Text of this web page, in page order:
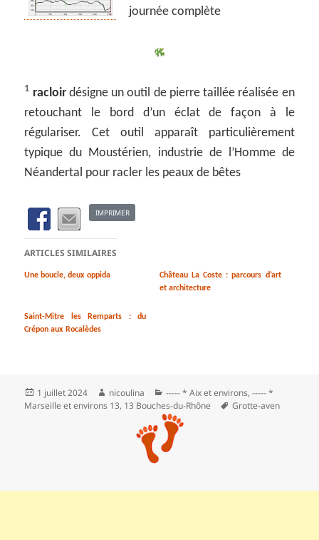
journée complète
1 racloirdésigne un outil de pierre taillée réalisée en
retouchant le bord d’un éclat de façon à le
régulariser. Cet outil apparaît particulièrement
typique du Moustérien, industrie de l’Homme de
Néandertal pour racler les peaux de bêtes
IMPRIMER
ARTICLES SIMILAIRES
Une boucle, deux oppida
Château La Coste : parcours d’art
et architecture
Saint-Mitre les Remparts : du
Crépon aux Rocalèdes
Publié
le
1 juillet 2024 Auteur
nicoulina Catégories
----- * Aix et environs,----- *
Marseille et environs 13, 13 Bouches-du-Rhône Mots-
clés
Grotte-aven